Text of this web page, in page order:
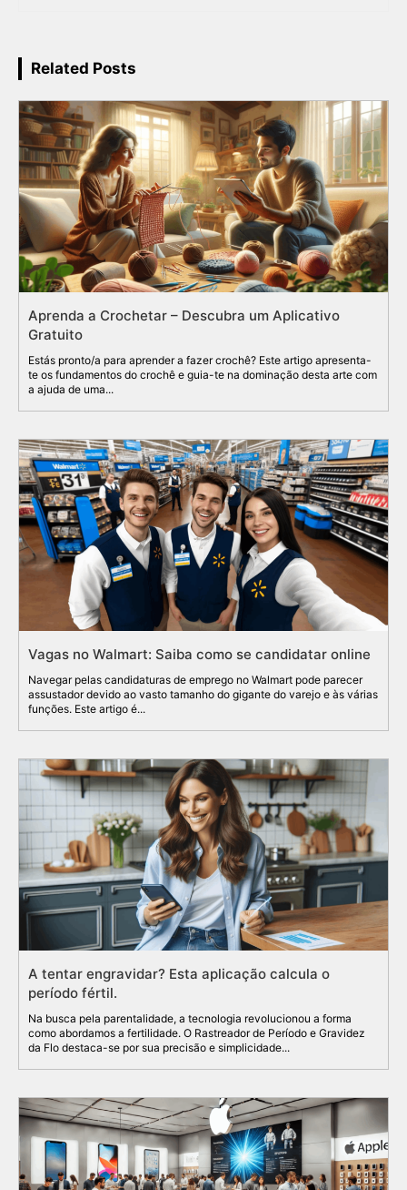
Related Posts
Aprenda a Crochetar – Descubra um Aplicativo
Gratuito
Estás pronto/a para aprender a fazer crochê? Este artigo apresenta-
te os fundamentos do crochê e guia-te na dominação desta arte com
a ajuda de uma...
Vagas no Walmart: Saiba como se candidatar online
Navegar pelas candidaturas de emprego no Walmart pode parecer
assustador devido ao vasto tamanho do gigante do varejo e às várias
funções. Este artigo é...
A tentar engravidar? Esta aplicação calcula o
período fértil.
Na busca pela parentalidade, a tecnologia revolucionou a forma
como abordamos a fertilidade. O Rastreador de Período e Gravidez
da Flo destaca-se por sua precisão e simplicidade...